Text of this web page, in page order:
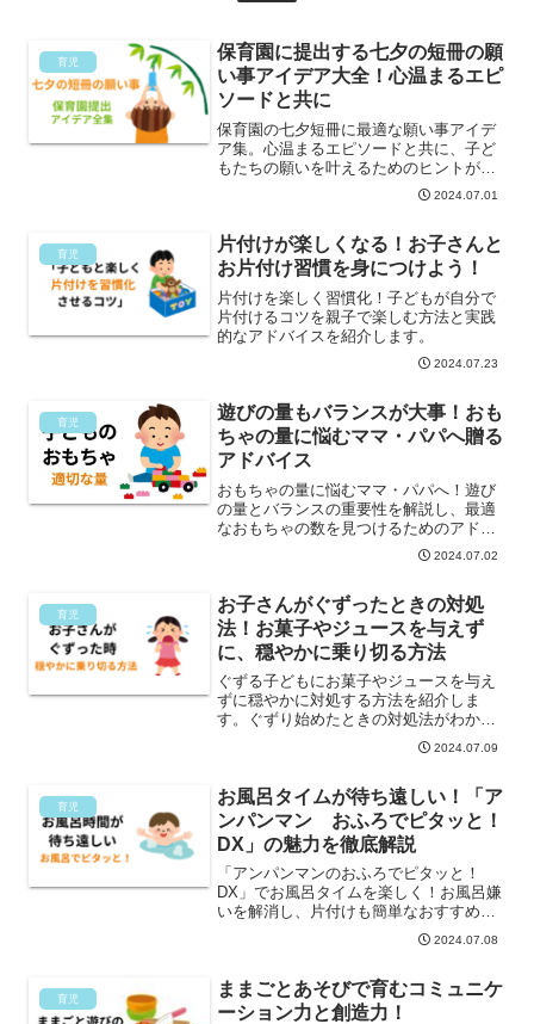
育児
保育園に提出する七夕の短冊の願
い事アイデア大全！心温まるエピ
ソードと共に
保育園の七夕短冊に最適な願い事アイデ
ア集。心温まるエピソードと共に、子ど
もたちの願いを叶えるためのヒントが満
2024.07.01
育児
片付けが楽しくなる！お子さんと
お片付け習慣を身につけよう！
片付けを楽しく習慣化！子どもが自分で
片付けるコツを親子で楽しむ方法と実践
的なアドバイスを紹介します。
2024.07.23
育児
遊びの量もバランスが大事！おも
ちゃの量に悩むママ・パパへ贈る
アドバイス
おもちゃの量に悩むママ・パパへ！遊び
の量とバランスの重要性を解説し、最適
なおもちゃの数を見つけるためのアドバ
2024.07.02
育児
お子さんがぐずったときの対処
法！お菓子やジュースを与えず
に、穏やかに乗り切る方法
ぐずる子どもにお菓子やジュースを与え
ずに穏やかに対処する方法を紹介しま
す。ぐずり始めたときの対処法がわかれ
ば今よりももっと楽になりますよ。2024.07.09
育児
お風呂タイムが待ち遠しい！「ア
ンパンマン おふろでピタッと！
DX」の魅力を徹底解説
「アンパンマンのおふろでピタッと！
DX」でお風呂タイムを楽しく！お風呂嫌
いを解消し、片付けも簡単なおすすめお
もちゃの紹介をします。プレゼントにも
最適で、子どもならみんな大好き、間違
2024.07.08
育児
ままごとあそびで育むコミュニケ
ーション力と創造力！